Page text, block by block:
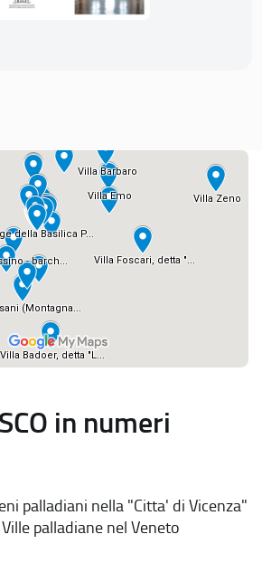
in numeri
palladiani nella "Citta' di Vicenza"
palladiane nel Veneto